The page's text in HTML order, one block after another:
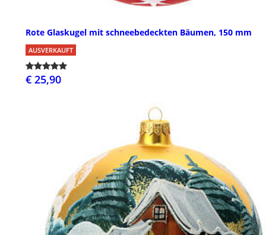
Rote Glaskugel mit schneebedeckten Bäumen, 150 mm
AUSVERKAUFT
€ 25,90